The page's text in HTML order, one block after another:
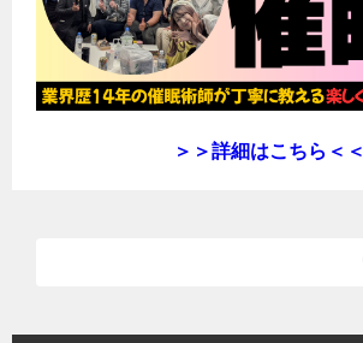
＞＞詳細はこちら＜＜